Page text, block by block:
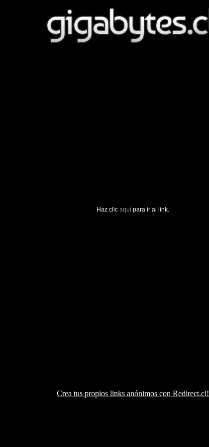
Haz clic aquí para ir al link.
Crea tus propios links anónimos con Redirect.cl!